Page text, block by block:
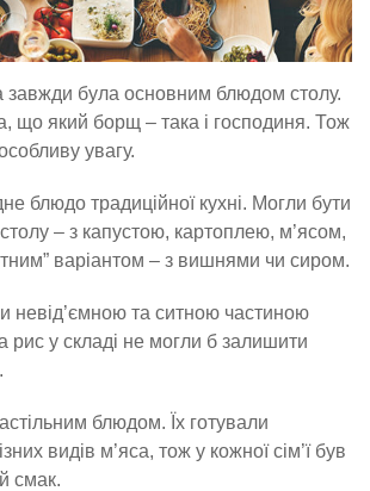
була основним блюдом столу.
що який борщ – така і господиня. Тож
увагу.
блюдо традиційної кухні. Могли бути
– з капустою, картоплею, м’ясом,
варіантом – з вишнями чи сиром.
невід’ємною та ситною частиною
рис у складі не могли б залишити
блюдом. Їх готували
видів м’яса, тож у кожної сім’ї був
смак.